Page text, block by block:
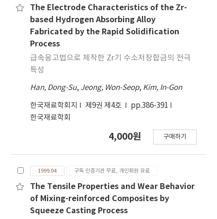
식 실험에서도 천이 현상을 보이지 않는 매우 높은 부
식 저항성을 보였다. 3원계 합금에서는 Sn 함량이 증
가할수록 부식이 증가하는 경향을 보였다. 이러한 경
향은 2원계 합금과 3원계 합금에서 Sn의 고용도 차,
미량 첨가된 Nb의 영향 및 석출물의 특성과 관련이
잇는 것으로 생각된다. 또한 Zr-xSn, Zr-O.4Nb-
xSn 합금의 부식은 tetragonal-ZrO2의 분율과 수
소 흡수율에 의해서 제어될 수도 있다.
The Electrode Characteristics of the Zr-
based Hydrogen Absorbing Alloy
Fabricated by the Rapid Solidification
Process
급속응고법으로 제작한 Zr기 수소저장합금의 전극
특성
Han, Dong-Su, Jeong, Won-Seop, Kim, In-Gon
한국재료학회지 제9권 제4호
pp.386-391
한국재료학회
4,000원 구매하기
1999.04 구독 인증기관 무료, 개인회원 유료
The Tensile Properties and Wear Behavior
of Mixing-reinforced Composites by
Squeeze Casting Process